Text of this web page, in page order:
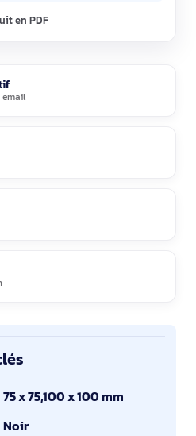
en PDF
email
75 x 75,100 x 100 mm
Noir